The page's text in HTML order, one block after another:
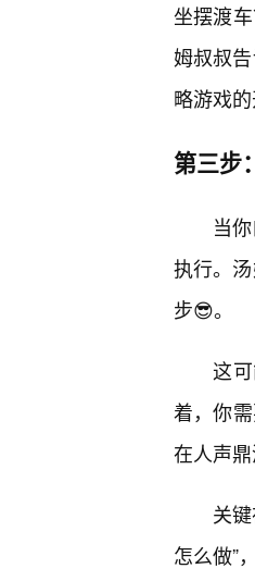
坐摆渡
姆叔叔
略游戏
第三步
当
执行。
步😎。
这
着，你
在人声
关
怎么做”